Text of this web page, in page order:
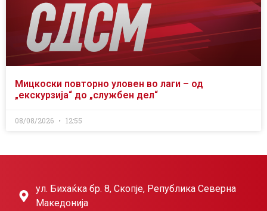
Мицкоски повторно уловен во лаги – од
„екскурзија“ до „службен дел“
08/08/2026 12:55
ул. Бихаќка бр. 8, Скопје, Република Северна
Македонија